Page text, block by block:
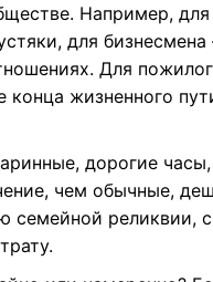
Например,
для
Для
жизненного
дорогие
чем обычные,
семейной реликвии,